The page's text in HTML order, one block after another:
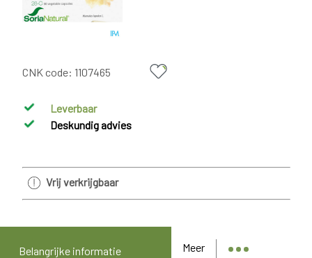
CNK code: 1107465
Leverbaar
Deskundig advies
Vrij verkrijgbaar
Meer
Belangrijke informatie